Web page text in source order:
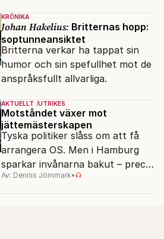
KRÖNIKA
Johan Hakelius: Britternas hopp:
soptunneansiktet
Britterna verkar ha tappat sin
humor och sin spefullhet mot de
anspråksfullt allvarliga.
AKTUELLT UTRIKES
Motståndet växer mot
jättemästerskapen
Tyska politiker slåss om att få
arrangera OS. Men i Hamburg
sparkar invånarna bakut – precis
som de gjort tidigare i Paris,
Av: Dennis Jörnmark•